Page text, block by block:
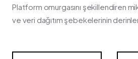
Platform omurgasını şekillendiren
ve veri dağıtım şebekelerinin